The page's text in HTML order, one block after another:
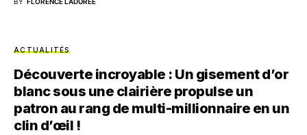
ACTUALITÉS
Découverte incroyable : Un gisement d’or
blanc sous une clairière propulse un
patron au rang de multi-millionnaire en un
clin d’œil !